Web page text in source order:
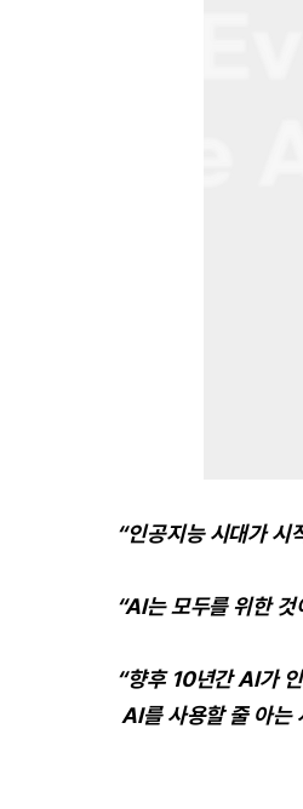
“인공지능 시대가 시
“AI는 모두를 위한
“향후 10년간 AI가
AI를 사용할 줄 아는